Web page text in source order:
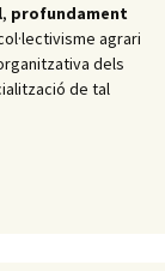
, profundament
agrari
dels
de tal